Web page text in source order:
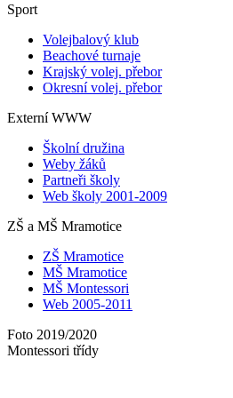
Sport
Volejbalový klub
Beachové turnaje
Krajský volej. přebor
Okresní volej. přebor
Externí WWW
Školní družina
Weby žáků
Partneři školy
Web školy 2001-2009
ZŠ a MŠ Mramotice
ZŠ Mramotice
MŠ Mramotice
MŠ Montessori
Web 2005-2011
Foto 2019/2020
Montessori třídy